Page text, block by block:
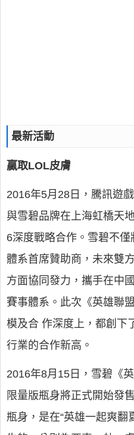
最新活動
贏取LOL皮膚
2016年5月28日，騰訊遊
與雪碧品牌在上海虹橋天
6深度戰略合作。雪碧不
體系首席贊助商，未來雙
方面協同發力，攜手在中
賽事體系。此次《英雄聯
模及合 作深度上，都創下
行業的合作新高。
2016年8月15日，雪碧《
限量版瓶身將正式開始發
瓶身，是在“英雄一起爽翻